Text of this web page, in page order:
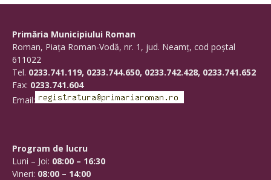
Primăria Municipiului Roman
Roman, Piaţa Roman-Vodă, nr. 1, jud. Neamţ, cod poştal
611022
Tel. 0233.741.119, 0233.744.650, 0233.742.428, 0233.741.652
Fax: 0233.741.604
Email:
Program de lucru
Luni – Joi: 08:00 – 16:30
Vineri: 08:00 – 14:00